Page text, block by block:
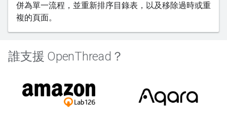
併為單一流程，並重新排序目錄表，以及移除過時或重
複的頁面。
誰支援 OpenThread？